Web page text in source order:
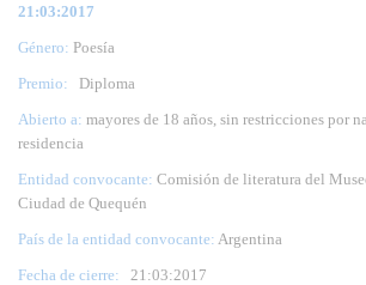
21:03:2017
Género: Poesía
Premio:
Diploma
Abierto a: mayores de 18 años, sin restricciones por
residencia
Entidad convocante: Comisión de literatura del
Ciudad de Quequén
País de la entidad convocante: Argentina
Fecha de cierre: 21 :03:2017